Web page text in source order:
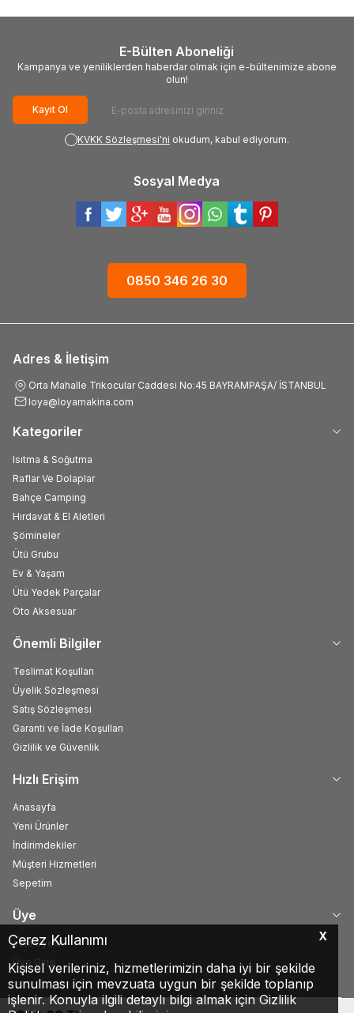
X
Çerez Kullanımı
Kişisel verileriniz, hizmetlerimizin daha iyi bir şekilde
sunulması için mevzuata uygun bir şekilde toplanıp
işlenir. Konuyla ilgili detaylı bilgi almak için Gizlilik
E-Bülten Aboneliği
Kampanya ve yeniliklerden haberdar olmak için e-bültenimize abone
olun!
Kayıt Ol
KVKK Sözleşmesi'ni okudum, kabul ediyorum.
Sosyal Medya
0850 346 26 30
Adres & İletişim
Orta Mahalle Trikocular Caddesi No:45 BAYRAMPAŞA/ İSTANBUL
loya@loyamakina.com
Kategoriler
Isıtma & Soğutma
Raflar Ve Dolaplar
Bahçe Camping
Hırdavat & El Aletleri
Şömineler
Ütü Grubu
Ev & Yaşam
Ütü Yedek Parçalar
Oto Aksesuar
Önemli Bilgiler
Teslimat Koşulları
Üyelik Sözleşmesi
Satış Sözleşmesi
Garanti ve İade Koşulları
Gizlilik ve Güvenlik
Hızlı Erişim
Anasayfa
Yeni Ürünler
İndirimdekiler
Müşteri Hizmetleri
Sepetim
Üye
Yeni Üyelik
Üye Girişi